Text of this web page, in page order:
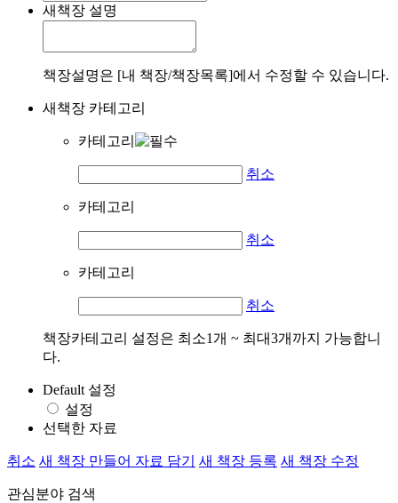
새책장 설명
책장설명은 [내 책장/책장목록]에서 수정할 수 있습니다.
새책장 카테고리
카테고리
취소
카테고리
취소
카테고리
취소
책장카테고리 설정은 최소1개 ~ 최대3개까지 가능합니
다.
Default 설정
설정
선택한 자료
취소 새 책장 만들어 자료 담기 새 책장 등록 새 책장 수정
관심분야 검색